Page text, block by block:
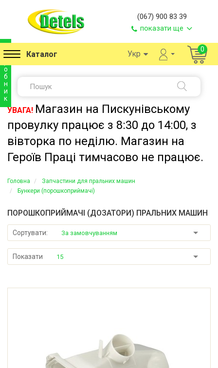
(067) 900 83 39
показати ще
Каталог Укр 0
УВАГА! Магазин на Пискунівському
провулку працює з 8:30 до 14:00, з
вівторка по неділю. Магазин на
Героїв Праці тимчасово не працює.
Головна
Запчастини для пральних машин
Бункери (порошкоприймачі)
ПОРОШКОПРИЙМАЧІ (ДОЗАТОРИ) ПРАЛЬНИХ МАШИН
Сортувати: За замовчуванням
Показати 15
и
о
б
н
и
к